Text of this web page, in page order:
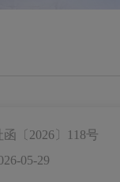
〔2026〕118号
05-29